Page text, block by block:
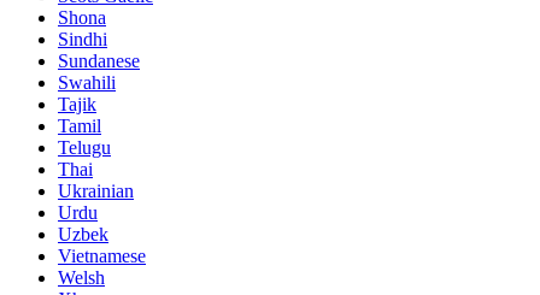
Shona
Sindhi
Sundanese
Swahili
Tajik
Tamil
Telugu
Thai
Ukrainian
Urdu
Uzbek
Vietnamese
Welsh